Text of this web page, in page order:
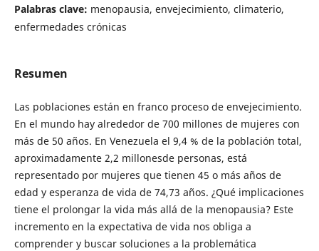
Palabras clave: menopausia, envejecimiento, climaterio,
enfermedades crónicas
Resumen
Las poblaciones están en franco proceso de envejecimiento.
En el mundo hay alrededor de 700 millones de mujeres con
más de 50 años. En Venezuela el 9,4 % de la población total,
aproximadamente 2,2 millonesde personas, está
representado por mujeres que tienen 45 o más años de
edad y esperanza de vida de 74,73 años. ¿Qué implicaciones
tiene el prolongar la vida más allá de la menopausia? Este
incremento en la expectativa de vida nos obliga a
comprender y buscar soluciones a la problemática